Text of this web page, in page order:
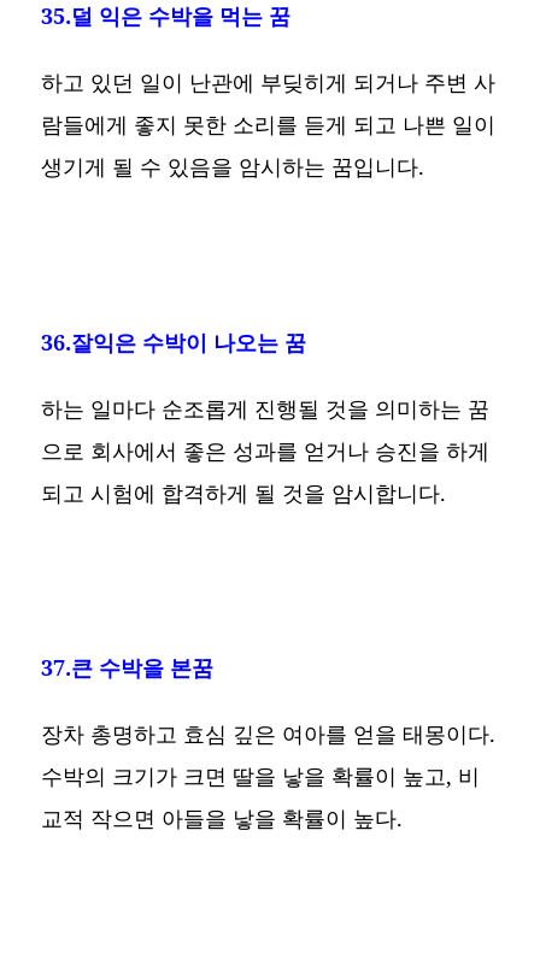
35.덜 익은 수박을 먹는 꿈
하고 있던 일이 난관에 부딪히게 되거나 주변 사
람들에게 좋지 못한 소리를 듣게 되고 나쁜 일이
생기게 될 수 있음을 암시하는 꿈입니다.
36.잘익은 수박이 나오는 꿈
하는 일마다 순조롭게 진행될 것을 의미하는 꿈
으로 회사에서 좋은 성과를 얻거나 승진을 하게
되고 시험에 합격하게 될 것을 암시합니다.
37.큰 수박을 본꿈
장차 총명하고 효심 깊은 여아를 얻을 태몽이다.
수박의 크기가 크면 딸을 낳을 확률이 높고, 비
교적 작으면 아들을 낳을 확률이 높다.